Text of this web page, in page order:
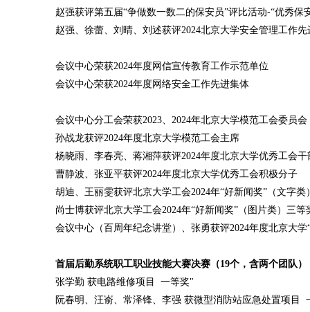
赵强获评第五届“争做数一数二的保安员”评比活动-“优秀保
赵强、徐蕾、刘晴、刘述获评2024北京大学安全管理工作先
会议中心荣获2024年度网信宣传教育工作示范单位
会议中心荣获2024年度网络安全工作先进集体
会议中心分工会荣获2023、2024年北京大学模范工会委员会
孙战龙获评2024年度北京大学模范工会主席
杨晓雨、李春亮、蒋湘萍获评2024年度北京大学优秀工会干
曹静波、张亚平获评2024年度北京大学优秀工会积极分子
胡迪、王丽雯获评北京大学工会2024年“好新闻奖”（文字类
尚士博获评北京大学工会2024年“好新闻奖”（图片类）三等
会议中心（百周年纪念讲堂）、张勇获评2024年度北京大学
首届后勤系统职工职业技能大赛决赛（19个，含两个团队）
张学勤 获电路维修项目 一等奖"
阮春明、汪嵛、常泽锋、李强 获微型消防站应急处置项目